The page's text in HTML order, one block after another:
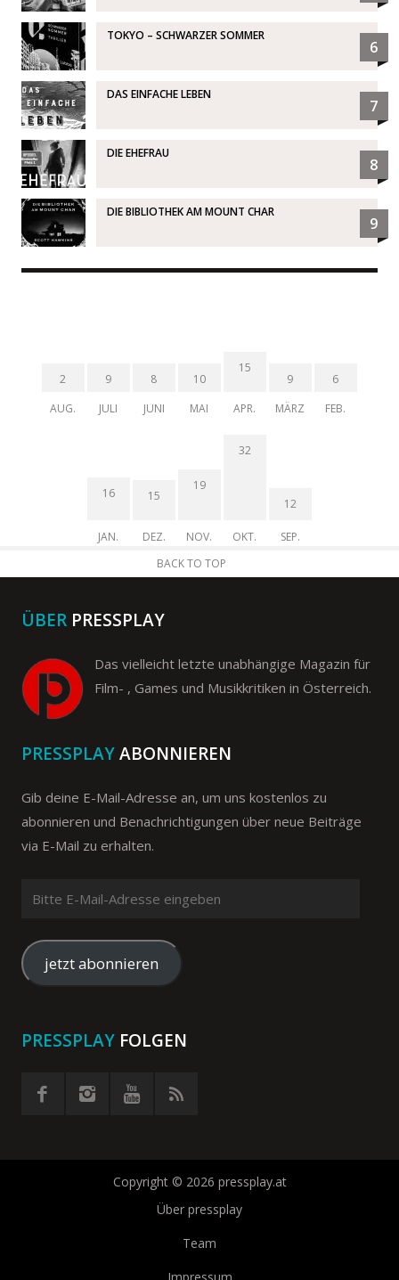
TOKYO – SCHWARZER SOMMER
6
DAS EINFACHE LEBEN
7
DIE EHEFRAU
8
DIE BIBLIOTHEK AM MOUNT CHAR
9
2
AUG.
9
JULI
8
JUNI
10
MAI
15
APR.
9
MÄRZ
6
FEB.
16
JAN.
15
DEZ.
19
NOV.
32
OKT.
12
SEP.
BACK TO TOP
ÜBER PRESSPLAY
Das vielleicht letzte unabhängige Magazin für
Film- , Games und Musikkritiken in Österreich.
PRESSPLAYABONNIEREN
Gib deine E-Mail-Adresse an, um uns kostenlos zu
abonnieren und Benachrichtigungen über neue Beiträge
via E-Mail zu erhalten.
Mail-
Adresse
eingeben
jetzt abonnieren
PRESSPLAY FOLGEN
Copyright © 2026 pressplay.at
Über pressplay
Team